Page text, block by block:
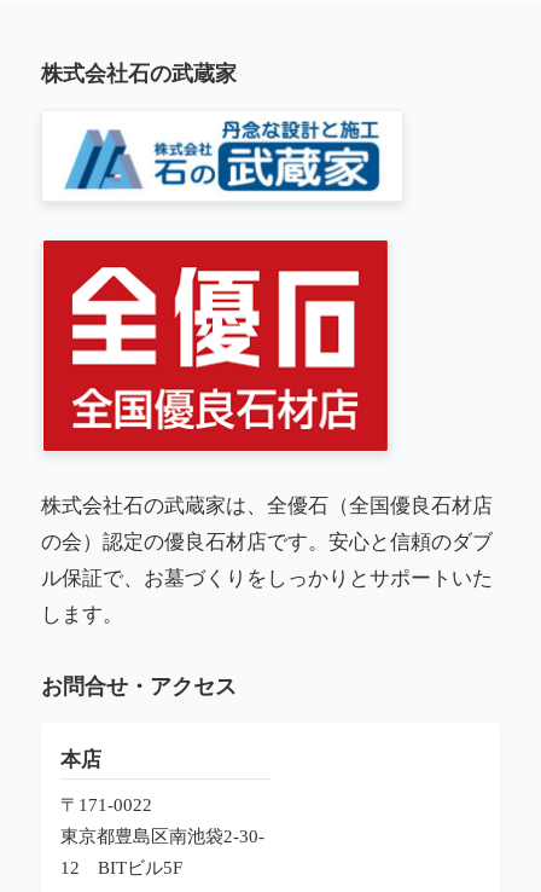
株式会社石の武蔵家
株式会社石の武蔵家は、全優石（全国優良石材店
の会）認定の優良石材店です。安心と信頼のダブ
ル保証で、お墓づくりをしっかりとサポートいた
します。
お問合せ・アクセス
本店
〒171-0022
東京都豊島区南池袋2-30-
12BITビル5F